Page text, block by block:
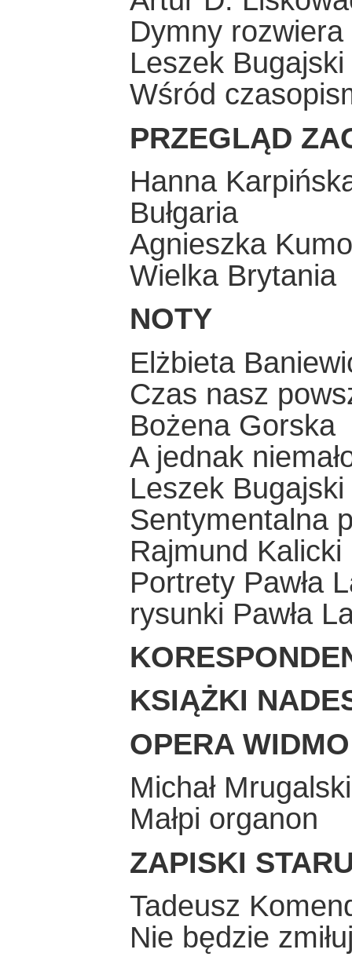
Dymny
Leszek Bugajski
Wśród
PRZEGLĄD
Hanna
Bułgaria
Agnieszka
Wielka Brytania
NOTY
Elżbieta
Czas nasz
Bożena Gorska
A jednak
Leszek Bugajski
Sentymentalna
Rajmund Kalicki
Portrety Pawła
rysunki Pawła
KSIĄŻKI
OPERA WIDMO
Michał Mrugalski
Małpi organon
ZAPISKI
Tadeusz
Nie będzie